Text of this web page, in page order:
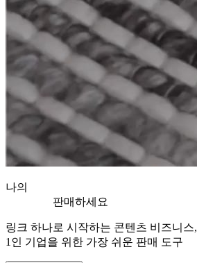
나의
판매하세요
링크 하나로 시작하는 콘텐츠 비즈니스,
1인 기업을 위한 가장 쉬운 판매 도구